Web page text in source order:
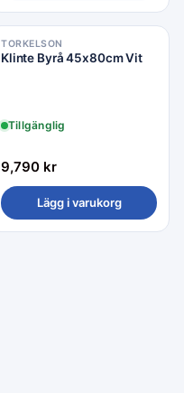
TORKELSON
Klinte Byrå 45x80cm Vit
Tillgänglig
9,790 kr
Lägg i varukorg